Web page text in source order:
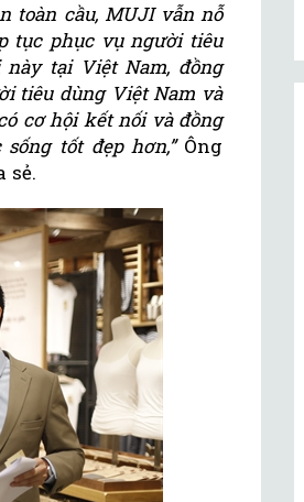
toàn cầu, MUJI vẫn nỗ
tục phục vụ người tiêu
tại Việt Nam, đồng
tiêu dùng Việt Nam và
cơ hội kết nối và đồng
tốt đẹp hơn,”Ông
sẻ.